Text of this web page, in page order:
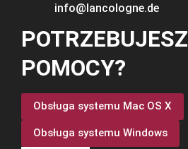
info@lancologne.de
POTRZEBUJESZ
POMOCY?
Obsługa systemu Mac OS X
Obsługa systemu Windows